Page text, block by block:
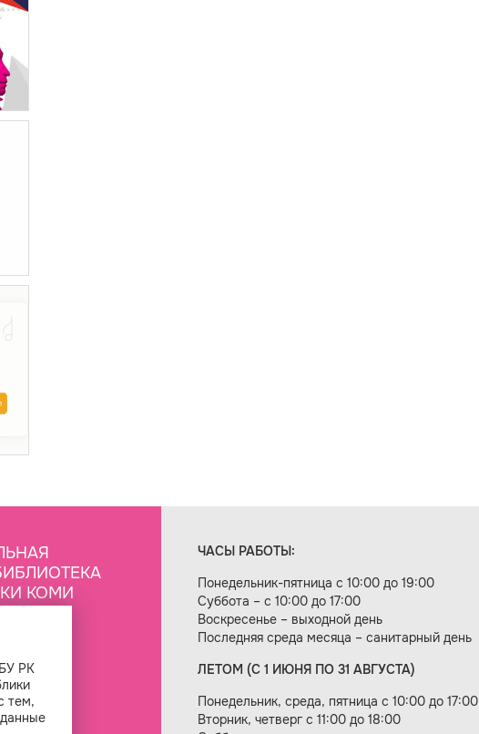
КОМИ
ЧАСЫ РАБОТЫ:
Понедельник-пятница с 10:00 до 19:00
Суббота – с 10:00 до 17:00
Воскресенье – выходной день
Последняя среда месяца – санитарный день
ЛЕТОМ (С 1 ИЮНЯ ПО 31 АВГУСТА)
Понедельник, среда, пятница с 10:00 до 17:00
Вторник, четверг с 11:00 до 18:00
Создание сайта — веб-студия «Цифровой век»
РК
тем,